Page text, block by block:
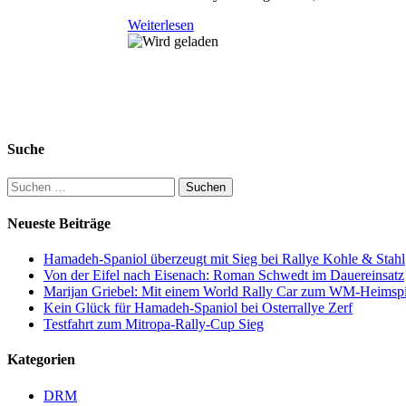
Weiterlesen
Suche
Suchen
nach:
Neueste Beiträge
Hamadeh-Spaniol überzeugt mit Sieg bei Rallye Kohle & Stahl
Von der Eifel nach Eisenach: Roman Schwedt im Dauereinsatz
Marijan Griebel: Mit einem World Rally Car zum WM-
Kein Glück für Hamadeh-Spaniol bei Osterrallye Zerf
Testfahrt zum Mitropa-Rally-Cup Sieg
Kategorien
DRM